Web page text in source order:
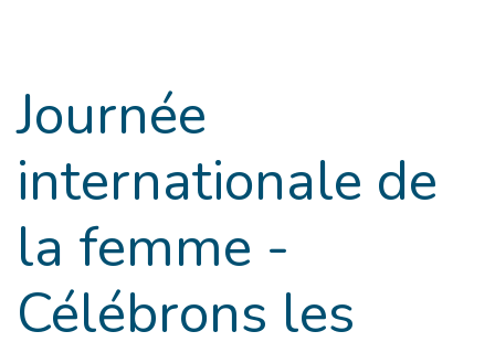
Journée
internationale de
la femme -
Célébrons les